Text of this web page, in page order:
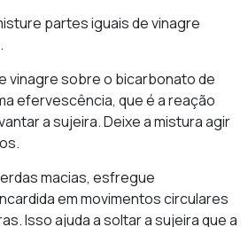
partes iguais de vinagre
vinagre sobre o bicarbonato de
efervescência, que é a reação
a sujeira. Deixe a mistura agir
macias, esfregue
em movimentos circulares
Isso ajuda a soltar a sujeira que a